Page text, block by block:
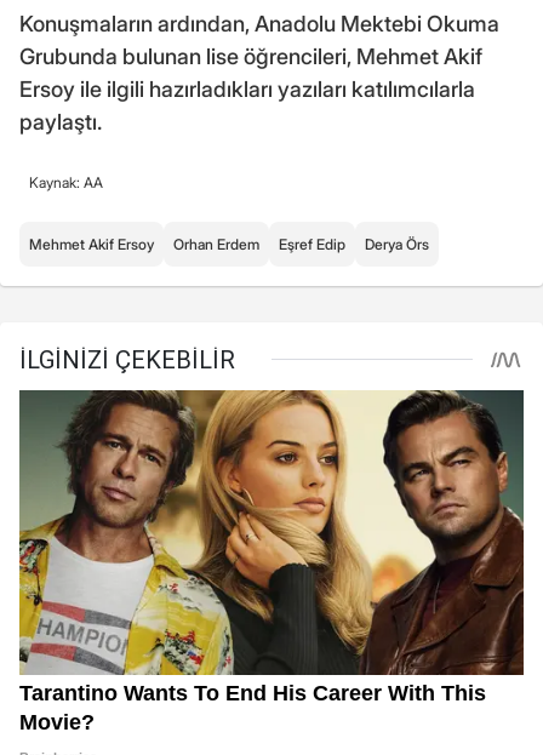
Konuşmaların ardından, Anadolu Mektebi Okuma
Grubunda bulunan lise öğrencileri, Mehmet Akif
Ersoy ile ilgili hazırladıkları yazıları katılımcılarla
paylaştı.
Kaynak: AA
Mehmet Akif Ersoy Orhan Erdem Eşref Edip Derya Örs